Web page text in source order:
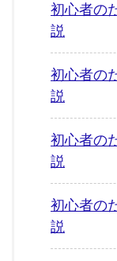
初心者の
説
初心者の
説
初心者の
説
初心者の
説